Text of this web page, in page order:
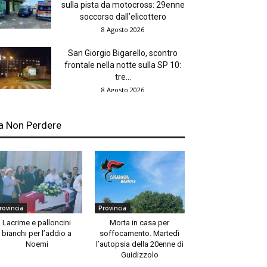
sulla pista da motocross: 29enne
soccorso dall’elicottero
8 Agosto 2026
San Giorgio Bigarello, scontro
frontale nella notte sulla SP 10:
tre...
8 Agosto 2026
Non Perdere
Lacrime e palloncini
bianchi per l’addio a
Noemi
Provincia
Morta in casa per
soffocamento. Martedì
l’autopsia della 20enne di
Guidizzolo